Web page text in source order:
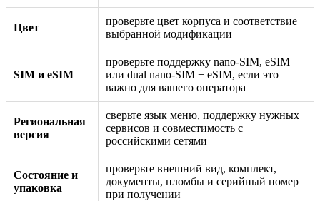
Цвет
проверьте цвет корпуса и соответствие
выбранной модификации
SIM и eSIM
проверьте поддержку nano-SIM, eSIM
или dual nano-SIM + eSIM, если это
важно для вашего оператора
Региональная
версия
сверьте язык меню, поддержку нужных
сервисов и совместимость с
российскими сетями
Состояние и
упаковка
проверьте внешний вид, комплект,
документы, пломбы и серийный номер
при получении